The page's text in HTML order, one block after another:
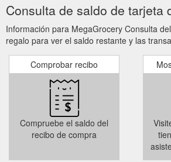
Consulta de saldo de tarjeta
Información para MegaGrocery Consulta
regalo para ver el saldo restante y las
Comprobar recibo
Compruebe el saldo del
recibo de compra